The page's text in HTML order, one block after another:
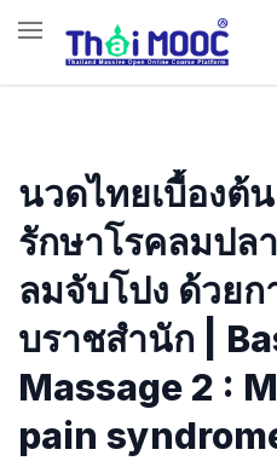
นวดไทยเบื้องต้
รักษาโรคลมปล
ลมจับโปง ด้วย
บราชสํานัก |
Massage 2 :
pain